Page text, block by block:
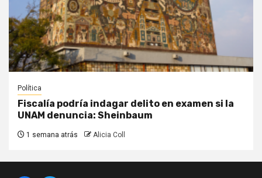
Política
Fiscalía podría indagar delito en examen si la
UNAM denuncia: Sheinbaum
1 semana atrás Alicia Coll